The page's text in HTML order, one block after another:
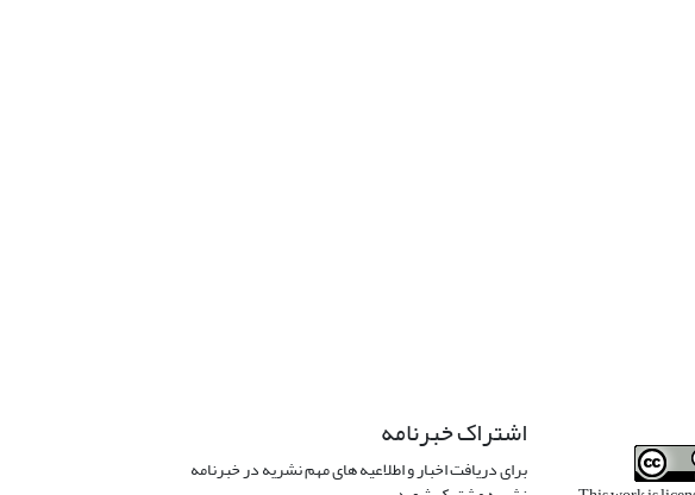
اشتراک خبرنامه
برای دریافت اخبار و اطلاعیه های مهم نشریه در خبرنامه